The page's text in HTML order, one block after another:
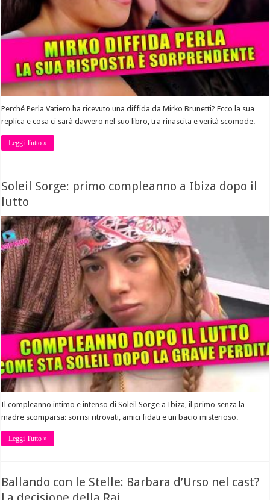
Perché Perla Vatiero ha ricevuto una diffida da Mirko Brunetti? Ecco la sua
replica e cosa ci sarà davvero nel suo libro, tra rinascita e verità scomode.
Leggi Tutto »
Soleil Sorge: primo compleanno a Ibiza dopo il
lutto
Il compleanno intimo e intenso di Soleil Sorge a Ibiza, il primo senza la
madre scomparsa: sorrisi ritrovati, amici fidati e un bacio misterioso.
Leggi Tutto »
Ballando con le Stelle: Barbara d’Urso nel cast?